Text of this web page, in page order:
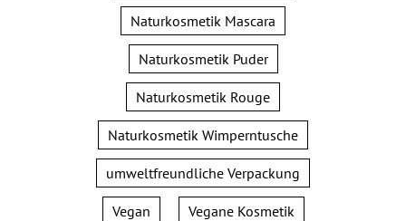
Naturkosmetik Mascara
Naturkosmetik Puder
Naturkosmetik Rouge
Naturkosmetik Wimperntusche
umweltfreundliche Verpackung
Vegan Vegane Kosmetik